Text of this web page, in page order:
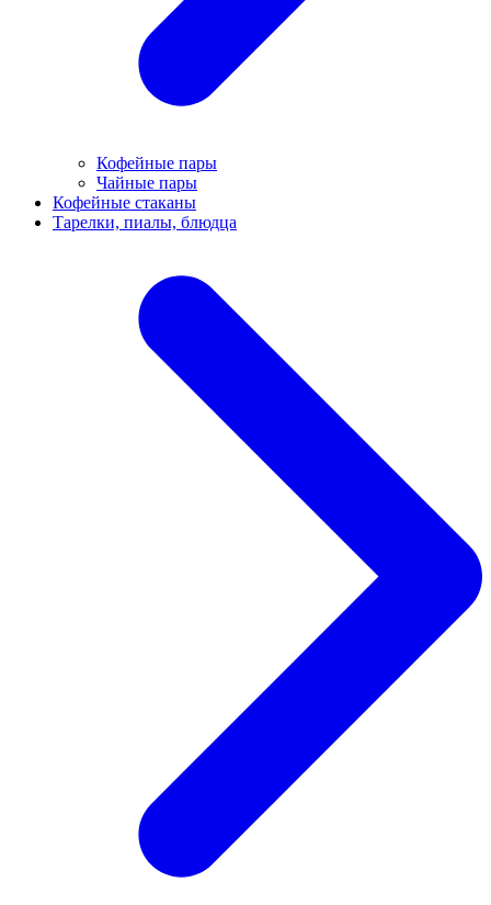
Кофейные пары
Чайные пары
Кофейные стаканы
Тарелки, пиалы, блюдца